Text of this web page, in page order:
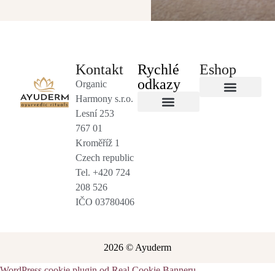
Kontakt
Organic
Harmony s.r.o.
Lesní 253
767 01
Kroměříž 1
Czech republic
Tel. +420 724
208 526
IČO 03780406
Rychlé
odkazy
Eshop
2026 © Ayuderm